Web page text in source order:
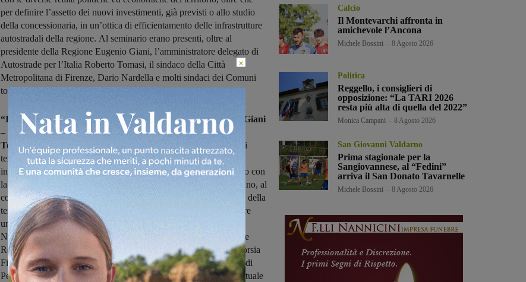
per definire l’assetto dei nuovi investimenti, già previsti o allo studio
della concessionaria, in un’ottica di efficientamento delle infrastrutture
autostradali della regione. Al seminario erano presenti, oltre al
presidente della Regione Eugenio Giani, l’amministratore delegato di
Autostrade per l’Italia Roberto Tomasi, il sindaco della Città
Metropolitana di Firenze, Dario Nardella e molti sindaci dei Comuni
toscani.
“Il punto fatto oggi con Società autostrade – ha commentato Giani
– è molto importante perché ci restituisce l’immagine di una
Toscana moderna
e che va avanti realizzando con impegno e nei
tempi gli accordi presi. Una sinergia essenziale per lo sviluppo
infrastrutturale della Toscana. Penso ad esempio al nuovo tracciato con
la galleria a tre corsie più lunga d’Europa fra Barberino e Calenzano, al
completamento, a Osteria Nuova, nel Comune di Bagno a Ripoli, della
terza corsia autostradale, ai lavori in corso per consentire di mettere
un’ulteriore galleria accanto a quella esistente di San Donato.
Naturalmente ci sono molte cose da fare e sono quelle su cui come
Regione ci siamo impegnando con forza. Prima di tutto la terza corsia
Firenze-Prato-Pistoia che passa dalla realizzazione dello svincolo di
Peretola, e tutta una serie di opere complementari, connesse all’ attuale
Calcio
Il Montevarchi affronta in
amichevole l’Ancona
Michele Bossini 8 Agosto 2026
Politica
Reggello, i consiglieri di
opposizione: “La TARI 2026
resta più alta di quella del 2022”
Monica Campani 8 Agosto 2026
San Giovanni Valdarno
Prima stagionale per la
Sangiovannese, al “Fedini”
arriva il San Donato Tavarnelle
Michele Bossini 8 Agosto 2026
×